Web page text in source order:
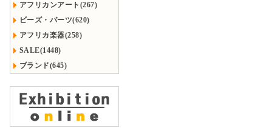
アフリカンアート(267)
ビーズ・パーツ(620)
アフリカ楽器(258)
SALE(1448)
ブランド(645)